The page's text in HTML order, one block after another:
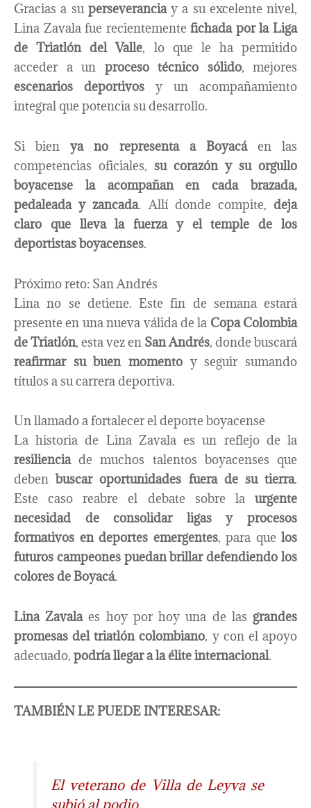
Gracias a su perseveranciay a su excelente nivel,
Lina Zavala fue recientementefichada por la Liga
de Triatlón del Valle, lo que le ha permitido
acceder a un proceso técnico sólido, mejores
escenarios deportivos y un acompañamiento
integral que potencia su desarrollo.
Si bienya no representa a Boyacáen las
competencias oficiales, su corazón y su orgullo
boyacense la acompañan en cada brazada,
pedaleada y zancada. Allí donde compite,deja
claro que lleva la fuerza y el temple de los
deportistas boyacenses.
Próximo reto: San Andrés
Lina no se detiene. Este fin de semana estará
presente en una nueva válida de la Copa Colombia
de Triatlón, esta vez en San Andrés, donde buscará
reafirmar su buen momento y seguir sumando
títulos a su carrera deportiva.
Un llamado a fortalecer el deporte boyacense
La historia de Lina Zavala es un reflejo de la
resilienciade muchos talentos boyacenses que
debenbuscar oportunidades fuera de su tierra.
Este caso reabre el debate sobre la urgente
necesidad de consolidar ligas y procesos
formativos en deportes emergentes, para que los
futuros campeones puedan brillar defendiendo los
colores de Boyacá.
Lina Zavalaes hoy por hoy una de lasgrandes
promesas del triatlón colombiano, y con el apoyo
adecuado, podría llegar a la élite internacional.
TAMBIÉN LE PUEDE INTERESAR:
El veterano de Villa de Leyva se
subió al podio